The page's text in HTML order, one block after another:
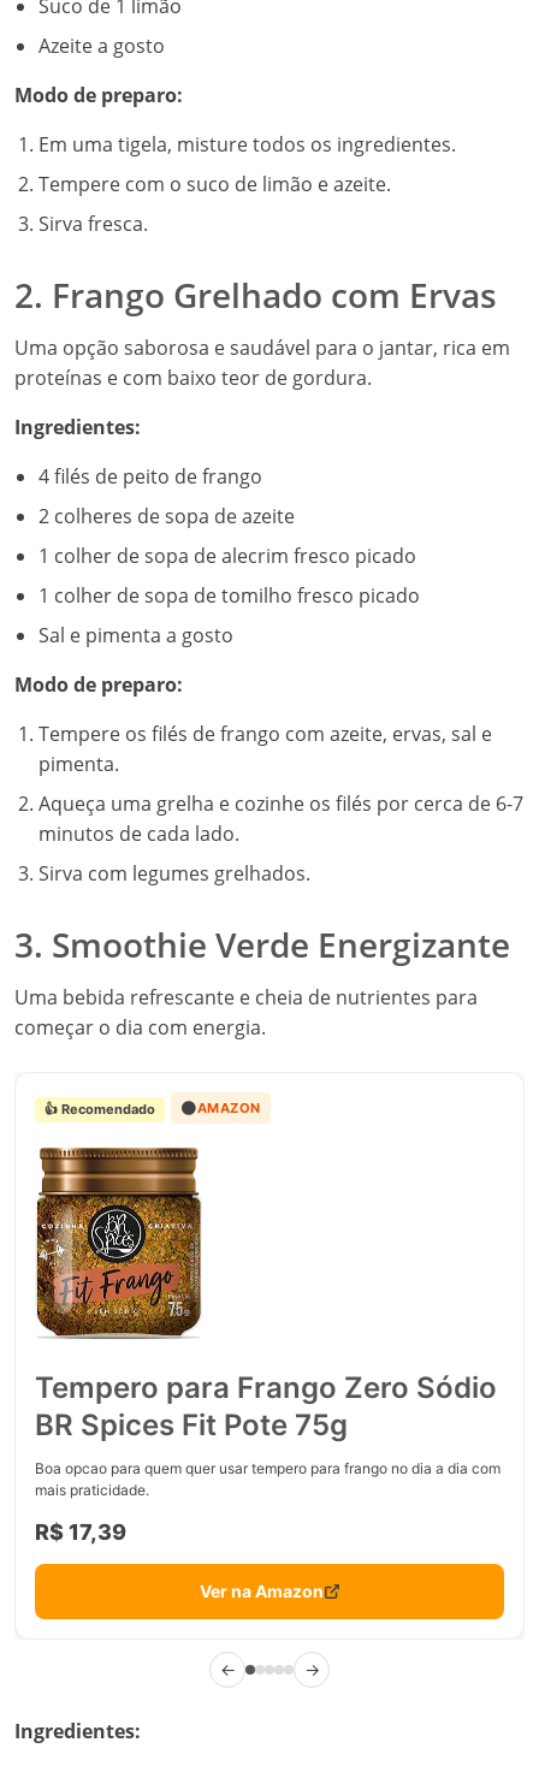
Suco de 1 limão
Azeite a gosto
Modo de preparo:
Em uma tigela, misture todos os ingredientes.
Tempere com o suco de limão e azeite.
Sirva fresca.
2. Frango Grelhado com Ervas
Uma opção saborosa e saudável para o jantar, rica em
proteínas e com baixo teor de gordura.
Ingredientes:
4 filés de peito de frango
2 colheres de sopa de azeite
1 colher de sopa de alecrim fresco picado
1 colher de sopa de tomilho fresco picado
Sal e pimenta a gosto
Modo de preparo:
Tempere os filés de frango com azeite, ervas, sal e
pimenta.
Aqueça uma grelha e cozinhe os filés por cerca de 6-7
minutos de cada lado.
Sirva com legumes grelhados.
3. Smoothie Verde Energizante
Uma bebida refrescante e cheia de nutrientes para
começar o dia com energia.
👍 Recomendado 🟠AMAZON
Tempero para Frango Zero Sódio
BR Spices Fit Pote 75g
Boa opcao para quem quer usar tempero para frango no dia a dia com
mais praticidade.
R$ 17,39
Ver na Amazon
← →
Ingredientes: